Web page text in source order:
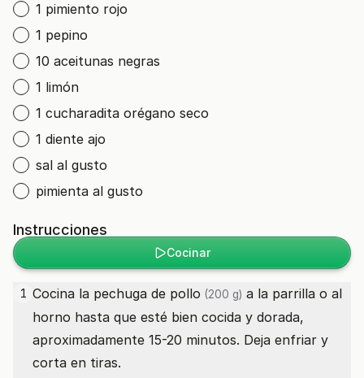
1 pimiento rojo
1 pepino
10 aceitunas negras
1 limón
1 cucharadita orégano seco
1 diente ajo
sal al gusto
pimienta al gusto
Instrucciones
Cocinar
1 Cocina la pechuga de pollo (200 g) a la parrilla o al
horno hasta que esté bien cocida y dorada,
aproximadamente 15-20 minutos. Deja enfriar y
corta en tiras.